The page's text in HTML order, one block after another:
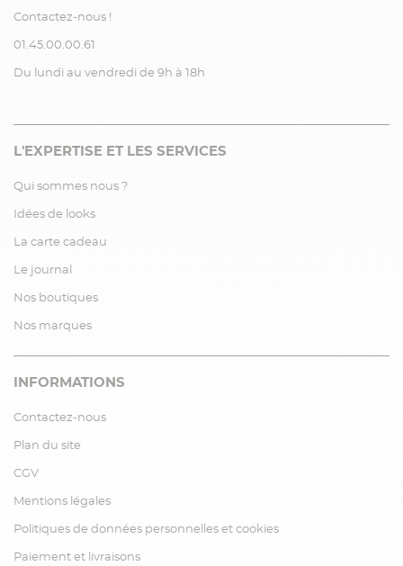
Contactez-nous !
01.45.00.00.61
Du lundi au vendredi de 9h à 18h
L'EXPERTISE ET LES SERVICES
Qui sommes nous ?
Idées de looks
La carte cadeau
Le journal
Nos boutiques
Nos marques
INFORMATIONS
Contactez-nous
Plan du site
CGV
Mentions légales
Politiques de données personnelles et cookies
Paiement et livraisons